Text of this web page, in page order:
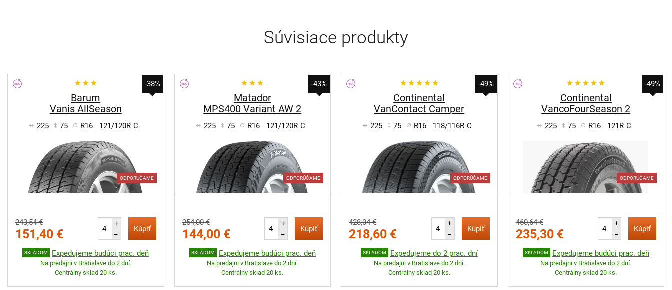
Súvisiace produkty
-38%
Barum
Vanis AllSeason
225 75 R16 121/120R C
ODPORÚČAME
243,54 €
151,40 €
+
–
Kúpiť
SKLADOM Expedujeme budúci prac. deň
Na predajni v Bratislave do 2 dní.
Centrálny sklad 20 ks.
-43%
Matador
MPS400 Variant AW 2
225 75 R16 121/120R C
ODPORÚČAME
254,00 €
144,00 €
+
–
Kúpiť
SKLADOM Expedujeme budúci prac. deň
Na predajni v Bratislave do 2 dní.
Centrálny sklad 20 ks.
-49%
Continental
VanContact Camper
225 75 R16 118/116R C
ODPORÚČAME
428,04 €
218,60 €
+
–
Kúpiť
SKLADOM Expedujeme do 2 prac. dní
Na predajni v Bratislave do 2 dní.
Centrálny sklad 20 ks.
-49%
Continental
VancoFourSeason 2
225 75 R16 121R C
ODPORÚČAME
460,64 €
235,30 €
+
–
Kúpiť
SKLADOM Expedujeme budúci prac. deň
Na predajni v Bratislave do 2 dní.
Centrálny sklad 20 ks.